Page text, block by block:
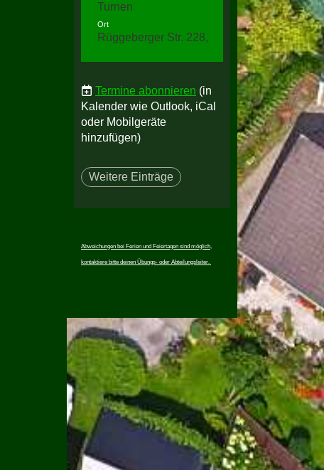
Turnen
Ort
Rüggeberger Str. 228, 58256 Ennepetal
Termine abonnieren (in
Kalender wie Outlook, iCal
oder Mobilgeräte
hinzufügen)
Weitere Einträge
Abweichungen bei Ferien und Feiertagen sind möglich,
kontaktiere bitte deinen Übungs- oder Abteilungsleiter.